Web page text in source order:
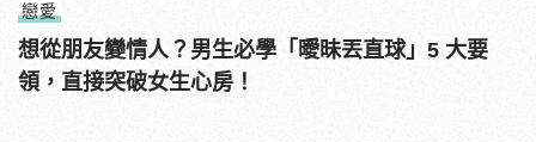
戀愛
想從朋友變情人？男生必學「曖昧丟直球」5 大要
領，直接突破女生心房！